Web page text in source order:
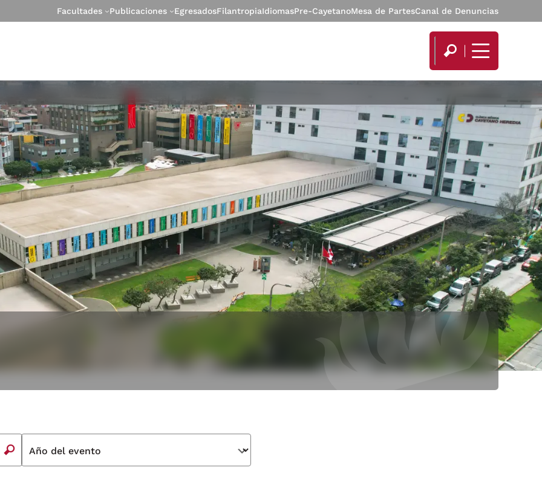
Facultades Publicaciones EgresadosFilantropiaIdiomasPre-CayetanoMesa de PartesCanal de Denuncias
Año del evento